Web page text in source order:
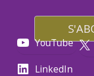
YouTube
LinkedIn